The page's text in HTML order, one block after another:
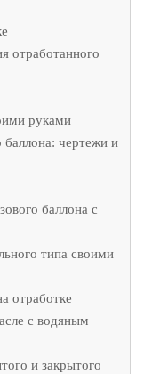
отработанного
руками
баллона: чертежи и
баллона с
типа своими
отработке
с водяным
и закрытого